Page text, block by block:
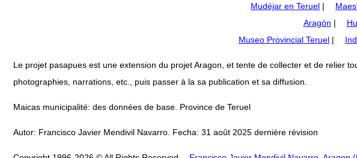
Mudéjar en Teruel |
Aragón |
Museo Provincial Teruel |
Le projet pasapues est une extension du projet Aragon, et tente de collecter et de relier
photographies, narrations, etc., puis passer à la sa publication et sa diffusion.
Maicas municipalité: des données de base. Province de Teruel
Autor: Francisco Javier Mendivil Navarro. Fecha: 31 août 2025 dernière révision